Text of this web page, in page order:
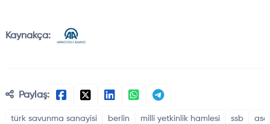
Kaynakça:
Paylaş:
türk savunma sanayisi berlin milli yetkinlik hamlesi ssb